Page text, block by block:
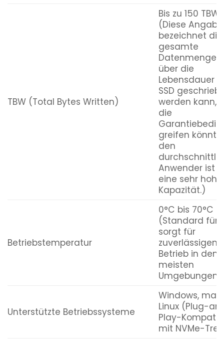
TBW (Total Bytes Written)
Bis zu 150 TBW
(Diese Angabe
bezeichnet die
gesamte
Datenmenge,
über die
Lebensdauer
SSD
werden kann,
die
greifen
den
Anwender ist
eine sehr hohe
Kapazität.)
Betriebstemperatur
0°C bis 70°C
(Standard für
sorgt für
zuverlässigen
Betrieb in den
meisten
Umgebungen.)
Unterstützte Betriebssysteme
Windows,
Linux (Plug-
Play-
mit NVMe-